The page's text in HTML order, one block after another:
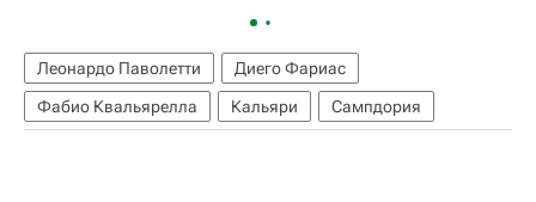
Леонардо Паволетти
Диего Фариас
Фабио Квальярелла
Кальяри Сампдория